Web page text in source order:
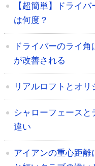
【超簡単】ドライ
は何度？
ドライバーのライ
が改善される
リアルロフトとオ
シャローフェース
違い
アイアンの重心距